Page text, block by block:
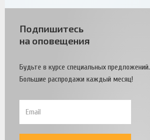
Подпишитесь
на оповещения
Будьте в курсе специальных предложений.
Большие распродажи каждый месяц!